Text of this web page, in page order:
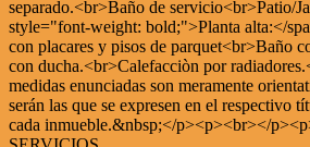
separado.<br>Baño de servicio<br>Patio/
style="font-weight: bold;">Planta alta:</
con placares y pisos de parquet<br>Baño
con ducha.<br>Calefacciòn por
medidas enunciadas son meramente
serán las que se expresen en el respectivo
cada inmueble.&nbsp;</p><p><br></